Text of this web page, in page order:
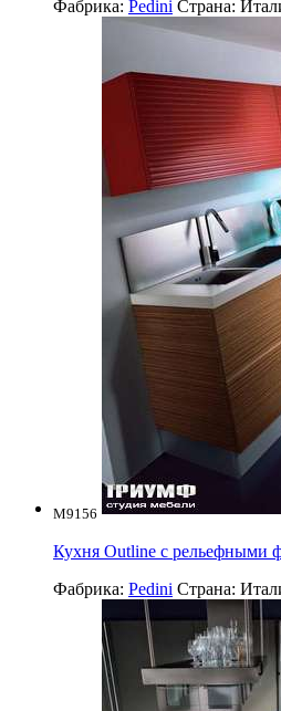
Фабрика: Pedini Страна:
M9156
Кухня Outline с рельефными
Фабрика: Pedini Страна: